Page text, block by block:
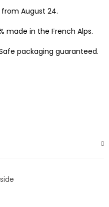
August 24.
made in the French Alps.
packaging guaranteed.